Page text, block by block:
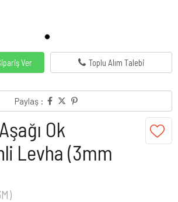
Ver Toplu Alım Talebi
Paylaş :
Ok
Levha (3mm